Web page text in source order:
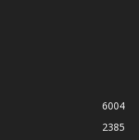
6004
2385